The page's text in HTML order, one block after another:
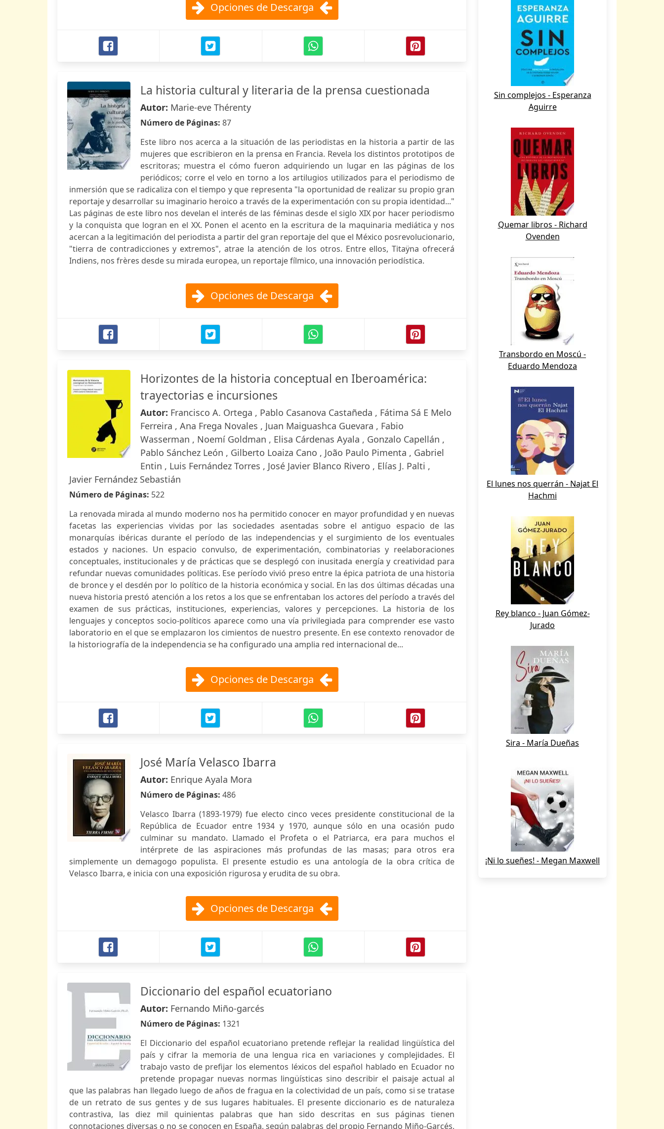
Opciones de Descarga
La historia cultural y literaria de la prensa cuestionada
Autor: Marie-eve Thérenty
Número de Páginas: 87
Este libro nos acerca a la situación de las periodistas en la historia a partir de las
mujeres que escribieron en la prensa en Francia. Revela los distintos prototipos de
escritoras; muestra el cómo fueron adquiriendo un lugar en las páginas de los
periódicos; corre el velo en torno a los artilugios utilizados para el periodismo de
inmersión que se radicaliza con el tiempo y que representa "la oportunidad de realizar su propio gran
reportaje y desarrollar su imaginario heroico a través de la experimentación con su propia identidad..."
Las páginas de este libro nos develan el interés de las féminas desde el siglo XIX por hacer periodismo
y la conquista que logran en el XX. Ponen el acento en la escritura de la maquinaria mediática y nos
acercan a la legitimación del periodista a partir del gran reportaje del que el México posrevolucionario,
"tierra de contradicciones y extremos", atrae la atención de los otros. Entre ellos, Titaÿna ofrecerá
Indiens, nos frères desde su mirada europea, un reportaje fílmico, una innovación periodística.
Opciones de Descarga
Horizontes de la historia conceptual en Iberoamérica:
trayectorias e incursiones
Autor: Francisco A. Ortega , Pablo Casanova Castañeda , Fátima Sá E Melo
Ferreira , Ana Frega Novales , Juan Maiguashca Guevara , Fabio
Wasserman , Noemí Goldman , Elisa Cárdenas Ayala , Gonzalo Capellán ,
Pablo Sánchez León , Gilberto Loaiza Cano , João Paulo Pimenta , Gabriel
Entin , Luis Fernández Torres , José Javier Blanco Rivero , Elías J. Palti ,
Javier Fernández Sebastián
Número de Páginas: 522
La renovada mirada al mundo moderno nos ha permitido conocer en mayor profundidad y en nuevas
facetas las experiencias vividas por las sociedades asentadas sobre el antiguo espacio de las
monarquías ibéricas durante el período de las independencias y el surgimiento de los eventuales
estados y naciones. Un espacio convulso, de experimentación, combinatorias y reelaboraciones
conceptuales, institucionales y de prácticas que se desplegó con inusitada energía y creatividad para
refundar nuevas comunidades políticas. Ese período vivió preso entre la épica patriota de una historia
de bronce y el desdén por lo político de la historia económica y social. En las dos últimas décadas una
nueva historia prestó atención a los retos a los que se enfrentaban los actores del período a través del
examen de sus prácticas, instituciones, experiencias, valores y percepciones. La historia de los
lenguajes y conceptos socio-políticos aparece como una vía privilegiada para comprender ese vasto
laboratorio en el que se emplazaron los cimientos de nuestro presente. En ese contexto renovador de
la historiografía de la independencia se ha configurado una amplia red internacional de...
Opciones de Descarga
José María Velasco Ibarra
Autor: Enrique Ayala Mora
Número de Páginas: 486
Velasco Ibarra (1893-1979) fue electo cinco veces presidente constitucional de la
República de Ecuador entre 1934 y 1970, aunque sólo en una ocasión pudo
culminar su mandato. Llamado el Profeta o el Patriarca, era para muchos el
intérprete de las aspiraciones más profundas de las masas; para otros era
simplemente un demagogo populista. El presente estudio es una antología de la obra crítica de
Velasco Ibarra, e inicia con una exposición rigurosa y erudita de su obra.
Opciones de Descarga
Diccionario del español ecuatoriano
Autor: Fernando Miño-garcés
Número de Páginas: 1321
El Diccionario del español ecuatoriano pretende reflejar la realidad lingüística del
país y cifrar la memoria de una lengua rica en variaciones y complejidades. El
trabajo vasto de prefijar los elementos léxicos del español hablado en Ecuador no
pretende propagar nuevas normas lingüísticas sino describir el paisaje actual al
que las palabras han llegado luego de años de fragua en la colectividad de un país, como si se tratase
de un retrato de sus gentes y de sus lugares habituales. El presente diccionario es de naturaleza
contrastiva, las diez mil quinientas palabras que han sido descritas en sus páginas tienen
connotaciones diversas o no se conocen en España, según palabras del propio Fernando Miño-Garcés,
Sin complejos - Esperanza
Aguirre
Quemar libros - Richard
Ovenden
Transbordo en Moscú -
Eduardo Mendoza
El lunes nos querrán - Najat El
Hachmi
Rey blanco - Juan Gómez-
Jurado
Sira - María Dueñas
¡Ni lo sueñes! - Megan Maxwell